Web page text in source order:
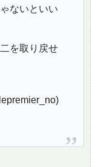
ないといい
を取り戻せ